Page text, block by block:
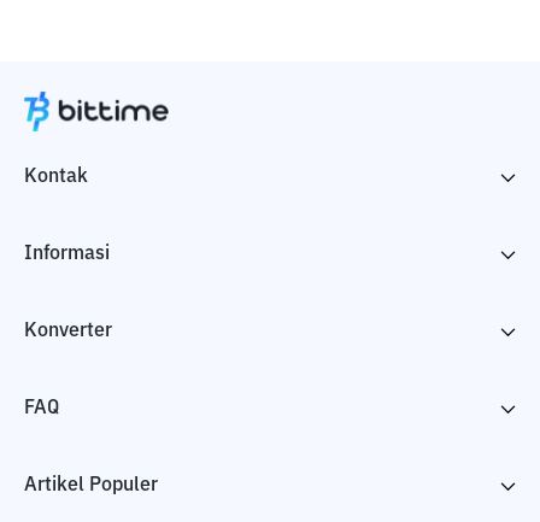
Kontak
Informasi
Konverter
FAQ
Artikel Populer